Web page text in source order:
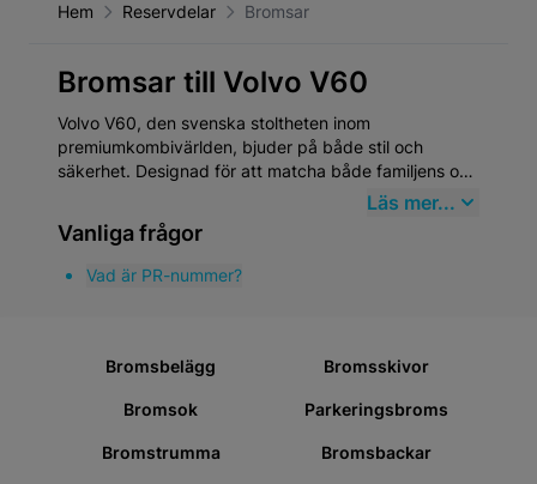
Hem Reservdelar Bromsar
Bromsar till Volvo V60
Volvo V60, den svenska stoltheten inom
premiumkombivärlden, bjuder på både stil och
säkerhet. Designad för att matcha både familjens och
förarens behov, detta fordon framhäver innovation
och hållbarhet som speglar Volvos långa tradition av
bilsäkerhet och design. Genom att köpa
högkvalitativa Bromsar från Mekster.se försäkrar du
Läs mer...
Vanliga frågor
Vad är PR-nummer?
Bromsbelägg Bromsskivor
Bromsok Parkeringsbroms
Bromstrumma Bromsbackar